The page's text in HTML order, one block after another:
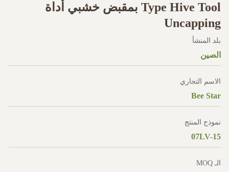
Type Hive Tool بمقبض خشبي أداة
Uncapping
بلد المنشأ
الصين
الاسم التجاري
Bee Star
نموذج المنتج
07LV-15
الـ MOQ